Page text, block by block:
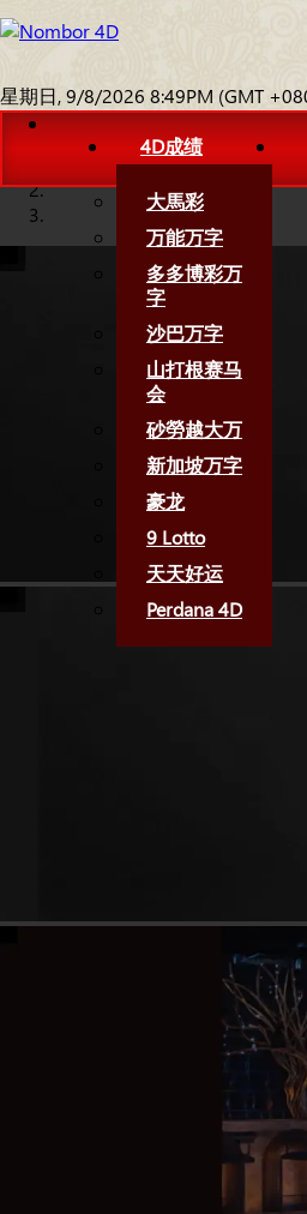
星期日, 9/8/2026 8:49PM (GMT
4D成绩
大馬彩
万能万字
多多博彩万
字
沙巴万字
山打根赛马
会
砂勞越大万
新加坡万字
豪龙
9 Lotto
天天好运
Perdana 4D